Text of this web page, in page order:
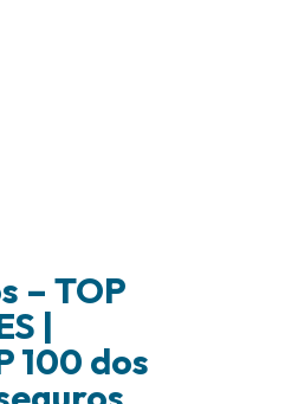
– TOP
|
100 dos